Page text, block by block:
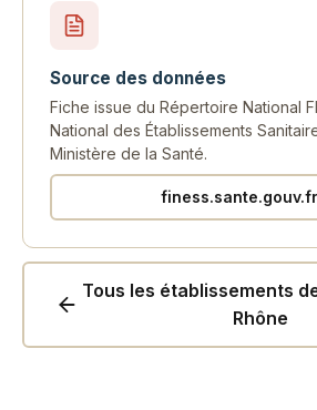
Source des données
Fiche issue du Répertoire National
National des Établissements
Ministère de la Santé.
Tous les établissements
Rhône